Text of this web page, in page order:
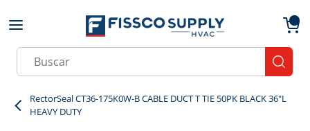
Skip to main content
Site Search
RectorSeal CT36-175K0W-B CABLE DUCT T TIE 50PK BLACK 36"L
HEAVY DUTY